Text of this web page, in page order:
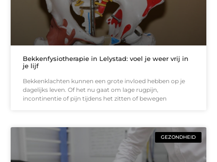
Bekkenfysiotherapie in Lelystad: voel je weer vrij in
je lijf
Bekkenklachten kunnen een grote invloed hebben op je
dagelijks leven. Of het nu gaat om lage rugpijn,
incontinentie of pijn tijdens het zitten of bewegen
GEZONDHEID